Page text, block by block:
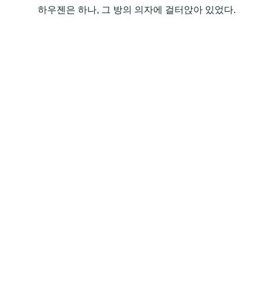
하우젠은 하나, 그 방의 의자에 걸터앉아 있었다.